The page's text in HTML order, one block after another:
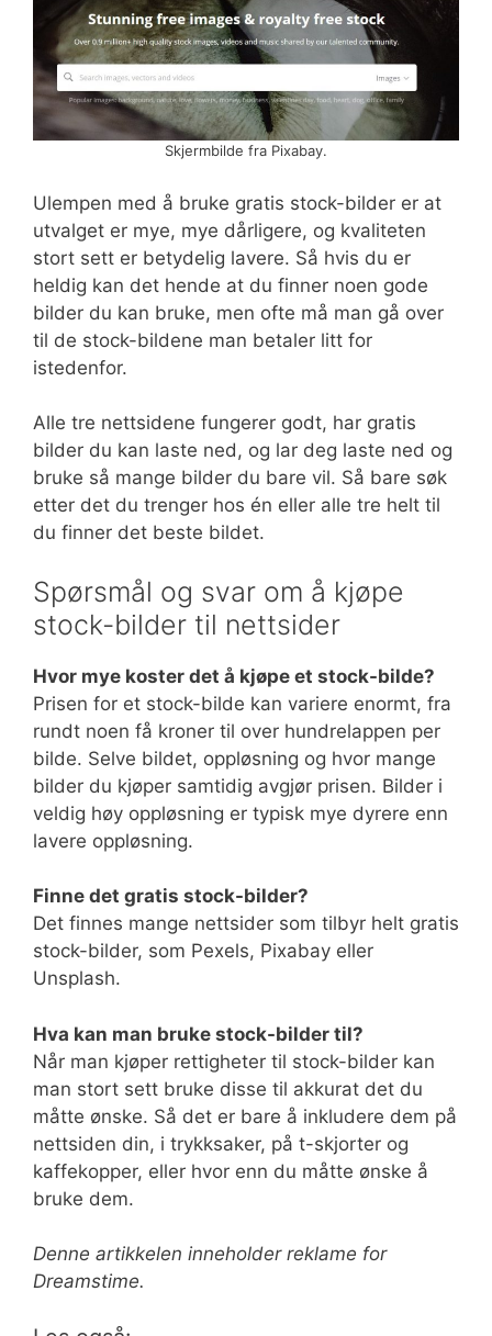
Skjermbilde fra Pixabay.
Ulempen med å bruke gratis stock-bilder er at
utvalget er mye, mye dårligere, og kvaliteten
stort sett er betydelig lavere. Så hvis du er
heldig kan det hende at du finner noen gode
bilder du kan bruke, men ofte må man gå over
til de stock-bildene man betaler litt for
istedenfor.
Alle tre nettsidene fungerer godt, har gratis
bilder du kan laste ned, og lar deg laste ned og
bruke så mange bilder du bare vil. Så bare søk
etter det du trenger hos én eller alle tre helt til
du finner det beste bildet.
Spørsmål og svar om å kjøpe
stock-bilder til nettsider
Hvor mye koster det å kjøpe et stock-bilde?
Prisen for et stock-bilde kan variere enormt, fra
rundt noen få kroner til over hundrelappen per
bilde. Selve bildet, oppløsning og hvor mange
bilder du kjøper samtidig avgjør prisen. Bilder i
veldig høy oppløsning er typisk mye dyrere enn
lavere oppløsning.
Finne det gratis stock-bilder?
Det finnes mange nettsider som tilbyr helt gratis
stock-bilder, som Pexels, Pixabay eller
Unsplash.
Hva kan man bruke stock-bilder til?
Når man kjøper rettigheter til stock-bilder kan
man stort sett bruke disse til akkurat det du
måtte ønske. Så det er bare å inkludere dem på
nettsiden din, i trykksaker, på t-skjorter og
kaffekopper, eller hvor enn du måtte ønske å
bruke dem.
Denne artikkelen inneholder reklame for
Dreamstime.